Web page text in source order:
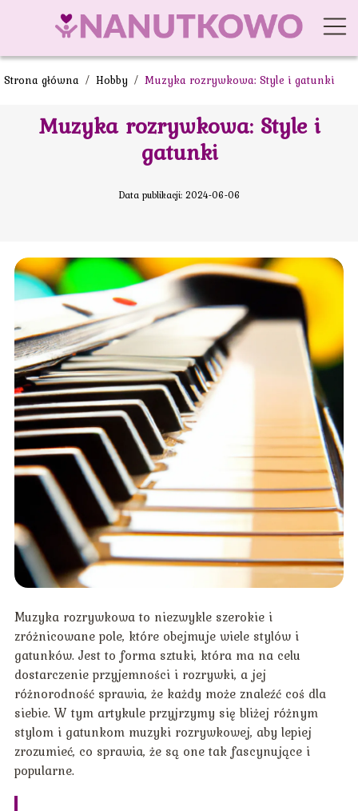
Strona główna / Hobby / Muzyka rozrywkowa: Style i gatunki
Muzyka rozrywkowa: Style i
gatunki
Data publikacji: 2024-06-06
Muzyka rozrywkowa to niezwykle szerokie i
zróżnicowane pole, które obejmuje wiele stylów i
gatunków. Jest to forma sztuki, która ma na celu
dostarczenie przyjemności i rozrywki, a jej
różnorodność sprawia, że każdy może znaleźć coś dla
siebie. W tym artykule przyjrzymy się bliżej różnym
stylom i gatunkom muzyki rozrywkowej, aby lepiej
zrozumieć, co sprawia, że są one tak fascynujące i
popularne.